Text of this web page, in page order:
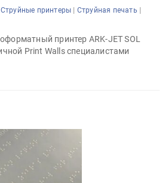
Струйные принтеры | Струйная печать |
принтер ARK-JET SOL
Print Walls специалистами